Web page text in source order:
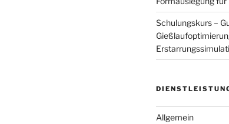
Schulungskurs –
Allgemein